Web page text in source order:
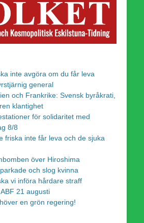
inte avgöra om du får leva
general
och Frankrike: Svensk byråkrati,
klantighet
för solidaritet med
8/8
friska inte får leva och de sjuka
över Hiroshima
och slog kvinna
vi införa hårdare straff
21 augusti
en grön regering!